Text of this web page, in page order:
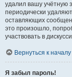
удалил вашу учётную
периодически
оставляющих
это произошло,
участвовать в
Вернуться к началу
Я забыл пароль!